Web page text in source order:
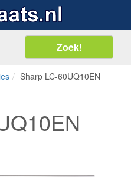
Sharp LC-60UQ10EN